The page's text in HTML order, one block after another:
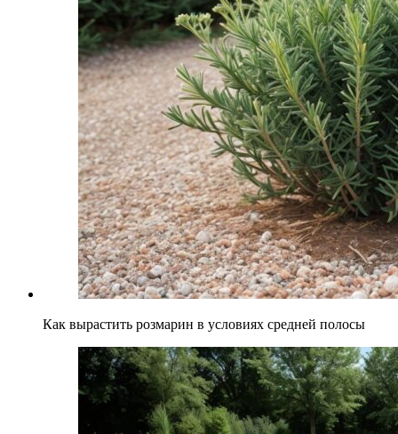
Как вырастить розмарин в условиях средней полосы